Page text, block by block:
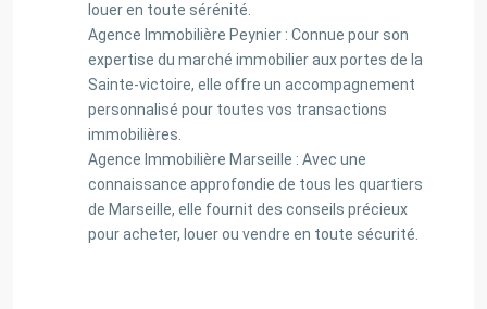
louer en toute sérénité.
Agence Immobilière Peynier : Connue pour son
expertise du marché immobilier aux portes de la
Sainte-victoire, elle offre un accompagnement
personnalisé pour toutes vos transactions
immobilières.
Agence Immobilière Marseille : Avec une
connaissance approfondie de tous les quartiers
de Marseille, elle fournit des conseils précieux
pour acheter, louer ou vendre en toute sécurité.